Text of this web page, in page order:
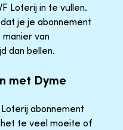
Loterij in te vullen.
je je abonnement
van
dan bellen.
met Dyme
abonnement
te veel moeite of